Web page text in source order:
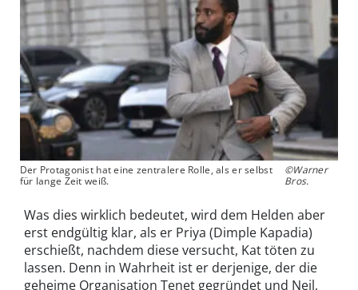
Der Protagonist hat eine zentralere Rolle, als er selbst
für lange Zeit weiß.
©Warner
Bros.
Was dies wirklich bedeutet, wird dem Helden aber
erst endgültig klar, als er Priya (Dimple Kapadia)
erschießt, nachdem diese versucht, Kat töten zu
lassen. Denn in Wahrheit ist er derjenige, der die
geheime Organisation Tenet gegründet und Neil,